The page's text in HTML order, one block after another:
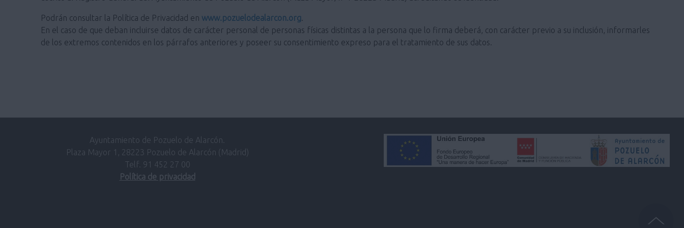
Podrán consultar la Política de Privacidad en www.pozuelodealarcon.org.
En el caso de que deban incluirse datos de carácter personal de personas físicas distintas a la persona que lo firma deberá, con carácter previo a su inclusión, informarles
de los extremos contenidos en los párrafos anteriores y poseer su consentimiento expreso para el tratamiento de sus datos.
Ayuntamiento de Pozuelo de Alarcón.
Plaza Mayor 1, 28223 Pozuelo de Alarcón (Madrid)
Telf. 91 452 27 00
Política de privacidad